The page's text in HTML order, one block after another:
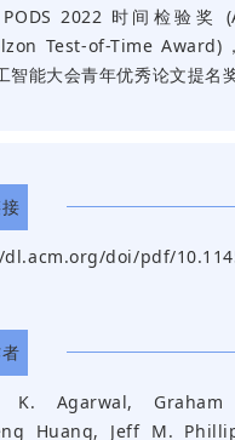
2022 时间检验奖
Test-of-Time Award)
智能大会青年优秀论文提名奖
doi/pdf/
K. Agarwal, Graham
Huang, Jeff M.